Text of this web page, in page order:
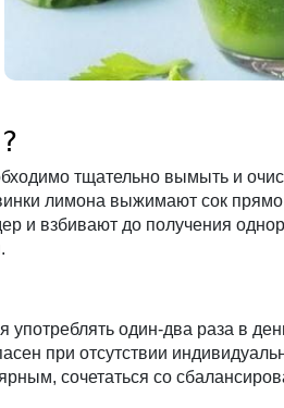
тщательно вымыть и
лимона выжимают сок
и взбивают до получения
употреблять один-два раза в
при отсутствии
сочетаться со